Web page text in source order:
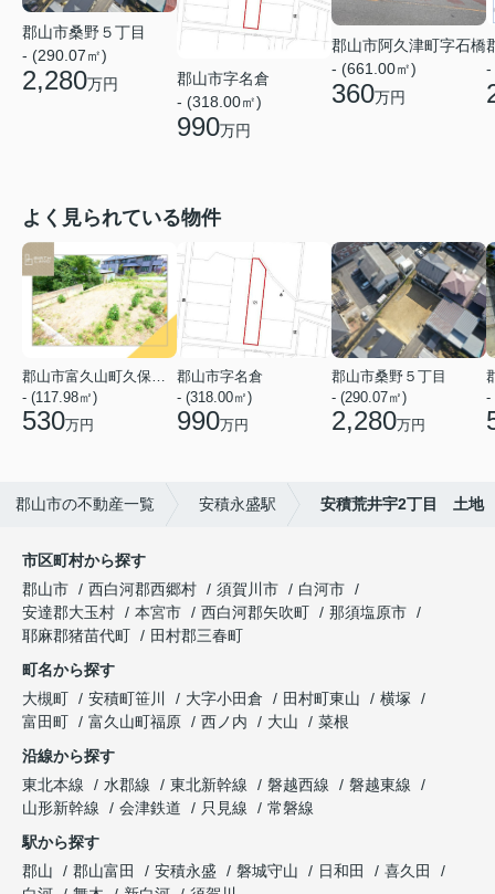
郡山市桑野５丁目
- (290.07㎡)
2,280万円
郡山市字名倉
- (318.00㎡)
990万円
郡山市阿久津町字石橋
- (661.00㎡)
360万円
-
よく見られている物件
- (117.98㎡)
530万円
郡山市字名倉
- (318.00㎡)
990万円
郡山市桑野５丁目
- (290.07㎡)
2,280万円
-
郡山市の不動産一覧 安積永盛駅 安積荒井宇2丁目 土地
市区町村から探す
郡山市
西白河郡西郷村 須賀川市
白河市
安達郡大玉村
本宮市 西白河郡矢吹町
那須塩原市
耶麻郡猪苗代町
田村郡三春町
町名から探す
大槻町
安積町笹川 大字小田倉 田村町東山
横塚
富田町
富久山町福原 西ノ内 大山
菜根
沿線から探す
東北本線
水郡線 東北新幹線 磐越西線
磐越東線
山形新幹線
会津鉄道 只見線
常磐線
駅から探す
郡山
郡山富田 安積永盛 磐城守山 日和田
喜久田